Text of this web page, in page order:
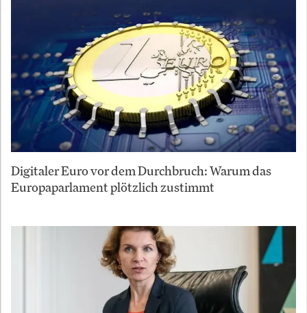
Digitaler Euro vor dem Durchbruch: Warum das
Europaparlament plötzlich zustimmt